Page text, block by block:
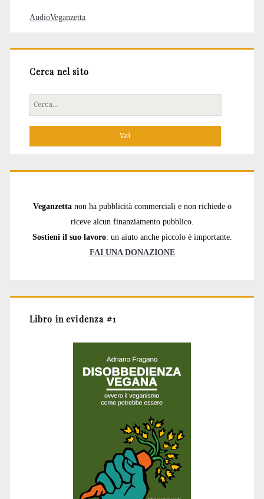
AudioVeganzetta
Cerca nel sito
Cerca
per:
Veganzetta non ha pubblicità commerciali e non richiede o
riceve alcun finanziamento pubblico.
Sostieni il suo lavoro: un aiuto anche piccolo è importante.
FAI UNA DONAZIONE
Libro in evidenza #1